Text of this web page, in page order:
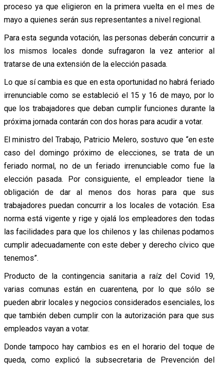
proceso ya que eligieron en la primera vuelta en el mes de
mayo a quienes serán sus representantes a nivel regional.
Para esta segunda votación, las personas deberán concurrir a
los mismos locales donde sufragaron la vez anterior al
tratarse de una extensión de la elección pasada.
Lo que sí cambia es que en esta oportunidad no habrá feriado
irrenunciable como se estableció el 15 y 16 de mayo, por lo
que los trabajadores que deban cumplir funciones durante la
próxima jornada contarán con dos horas para acudir a votar.
El ministro del Trabajo, Patricio Melero, sostuvo que “en este
caso del domingo próximo de elecciones, se trata de un
feriado normal, no de un feriado irrenunciable como fue la
elección pasada. Por consiguiente, el empleador tiene la
obligación de dar al menos dos horas para que sus
trabajadores puedan concurrir a los locales de votación. Esa
norma está vigente y rige y ojalá los empleadores den todas
las facilidades para que los chilenos y las chilenas podamos
cumplir adecuadamente con este deber y derecho cívico que
tenemos”.
Producto de la contingencia sanitaria a raíz del Covid 19,
varias comunas están en cuarentena, por lo que sólo se
pueden abrir locales y negocios considerados esenciales, los
que también deben cumplir con la autorización para que sus
empleados vayan a votar.
Donde tampoco hay cambios es en el horario del toque de
queda, como explicó la subsecretaria de Prevención del